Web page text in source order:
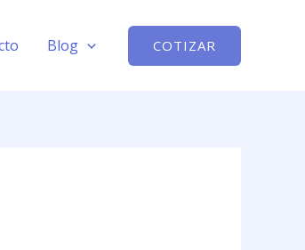
Blog COTIZAR